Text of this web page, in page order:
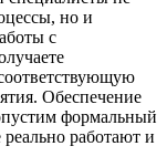
но и
с
Обеспечение
формальный
работают и